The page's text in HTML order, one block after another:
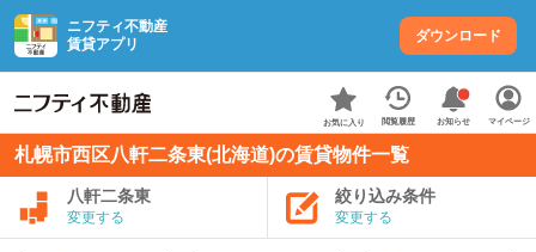
ニフティ不動産
賃貸アプリ
ダウンロード
お気に入り 閲覧履歴 お知らせ マイページ
札幌市西区八軒二条東(北海道)の賃貸物件一覧
八軒二条東
変更する
絞り込み条件
変更する